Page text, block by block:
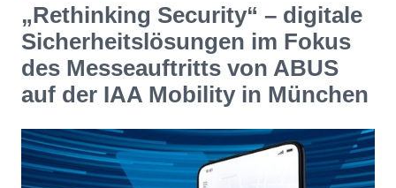
„Rethinking Security“ – digitale
Sicherheitslösungen im Fokus
des Messeauftritts von ABUS
auf der IAA Mobility in München